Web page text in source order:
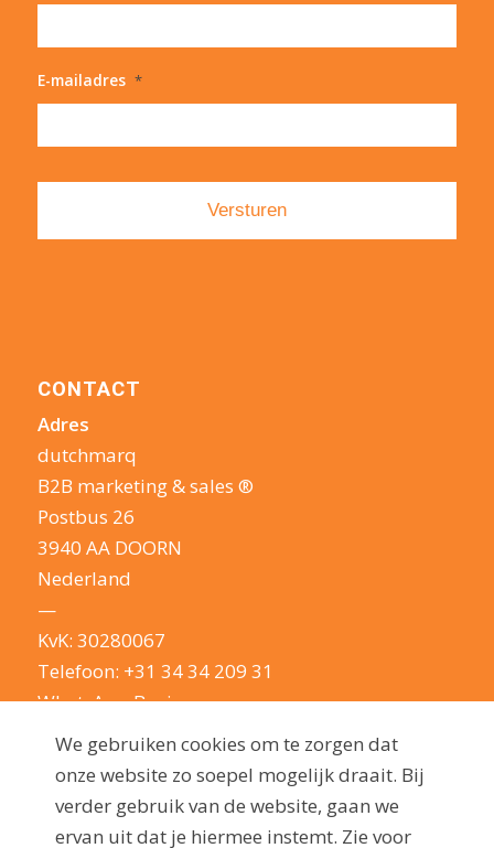
E-mailadres *
CONTACT
Adres
dutchmarq
B2B marketing & sales ®
Postbus 26
3940 AA DOORN
Nederland
—
KvK: 30280067
Telefoon: +31 34 34 209 31
WhatsApp Business
E-mail:
info@dutchmarq.nl
We houden van een geintje. Maar nemen je
privacy erg serieus: lees hier onze
We gebruiken cookies om te zorgen dat
onze website zo soepel mogelijk draait. Bij
verder gebruik van de website, gaan we
ervan uit dat je hiermee instemt. Zie voor